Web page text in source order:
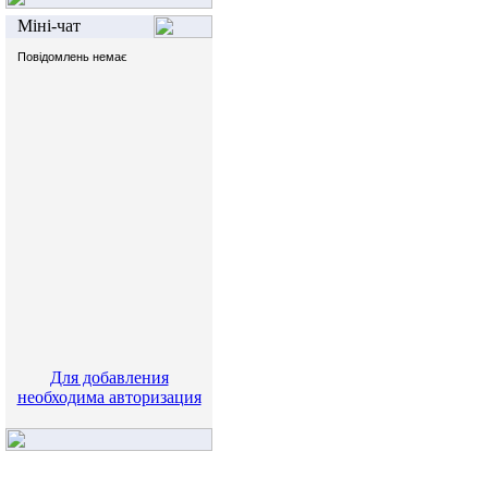
Міні-чат
Для добавления
необходима авторизация